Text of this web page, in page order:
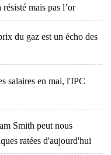
mais pas l’or
du gaz est un écho des
salaires en mai, l'IPC
Smith peut nous
ratées d'aujourd'hui